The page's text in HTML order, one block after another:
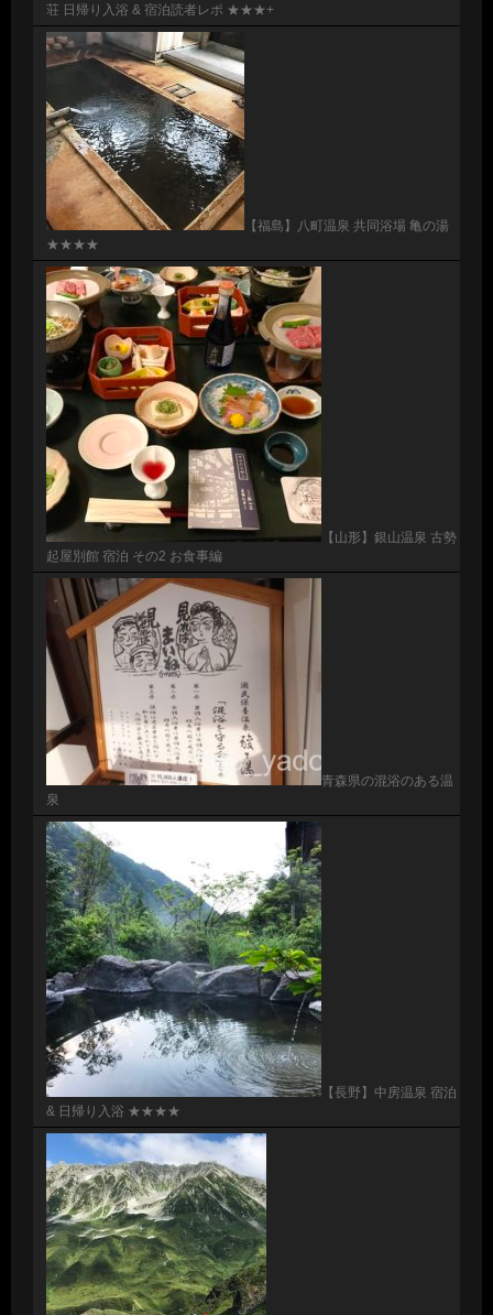
荘 日帰り入浴 & 宿泊読者レポ ★★★+
【福島】八町温泉 共同浴場 亀の湯
★★★★
【山形】銀山温泉 古勢
起屋別館 宿泊 その2 お食事編
青森県の混浴のある温
泉
【長野】中房温泉 宿泊
& 日帰り入浴 ★★★★